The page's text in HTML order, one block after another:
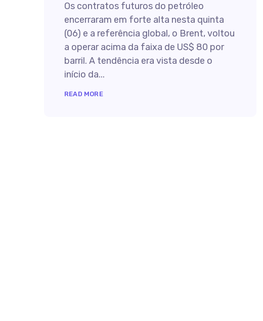
Os contratos futuros do petróleo
encerraram em forte alta nesta quinta
(06) e a referência global, o Brent, voltou
a operar acima da faixa de US$ 80 por
barril. A tendência era vista desde o
início da...
READ MORE